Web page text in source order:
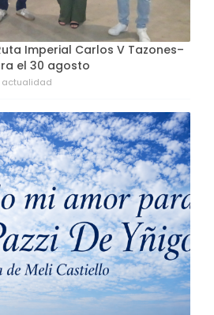
Imperial Carlos V Tazones–
el 30 agosto
actualidad